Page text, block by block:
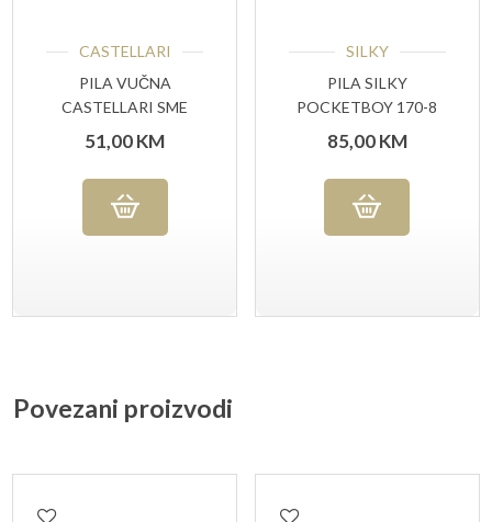
CASTELLARI
PILA VUČNA
CASTELLARI SME
30G
51,00KM
SILKY
PILA SILKY
POCKETBOY 170-8
RED
85,00KM
Povezani proizvodi